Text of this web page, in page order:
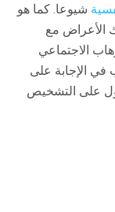
شيوعا. كما هو
الأعراض مع
الاجتماعي
في الإجابة على
على التشخيص